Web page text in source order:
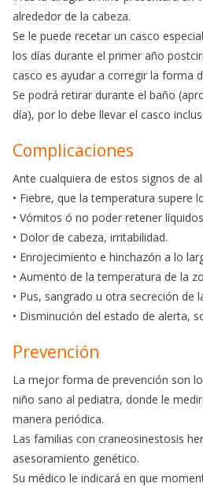
alrededor de la cabeza.
Se le puede recetar un casco
los días durante el primer año
casco es ayudar a corregir la forma
Se podrá retirar durante el baño
día), por lo debe llevar el casco
Complicaciones
Ante cualquiera de estos signos de
• Fiebre, que la temperatura supere
• Vómitos ó no poder retener
• Dolor de cabeza, irritabilidad.
• Enrojecimiento e hinchazón a lo
• Aumento de la temperatura de la
• Pus, sangrado u otra secreción de
• Disminución del estado de alerta,
Prevención
La mejor forma de prevención son
niño sano al pediatra, donde le
manera periódica.
Las familias con craneosinestosis
asesoramiento genético.
Su médico le indicará en que